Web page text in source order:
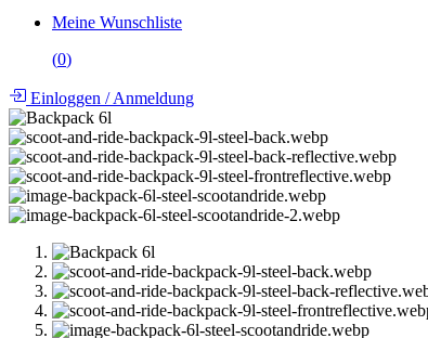
Meine Wunschliste
(0)
Einloggen /Anmeldung